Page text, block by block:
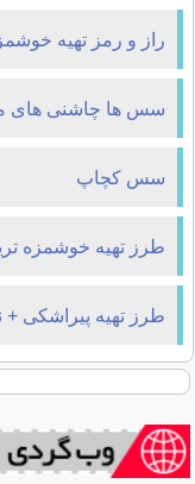
راز و رمز تهیه
سس ها چاشنی های
سس کچاپ
طرز تهیه خوشمزه
طرز تهیه پیراشکی +
بدانید